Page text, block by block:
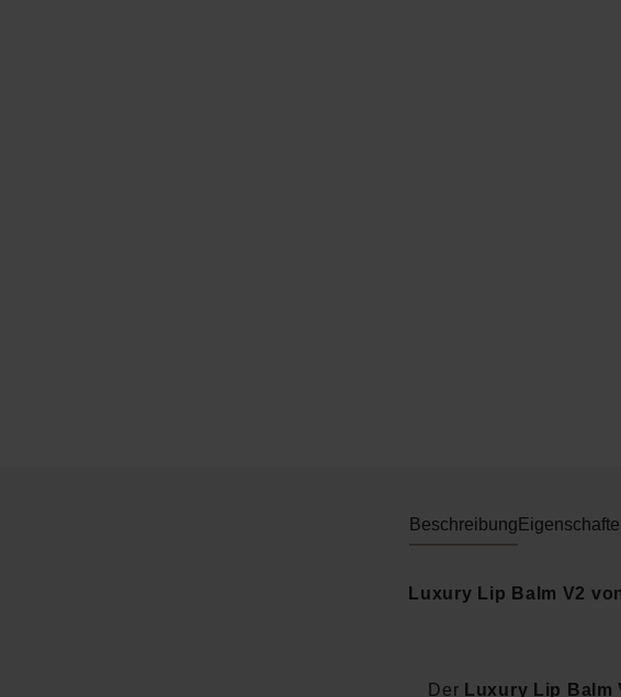
Beschreibung
Luxury Lip Balm V2
Der Luxury Lip Balm